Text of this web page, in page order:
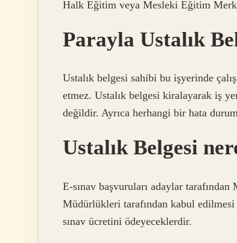
Halk Eğitim veya Mesleki Eğitim
Parayla Ustalık
Ustalık belgesi sahibi bu işyerinde
etmez. Ustalık belgesi kiralayarak iş
değildir. Ayrıca herhangi bir hata
Ustalık Belgesi
E-sınav başvuruları adaylar
Müdürlükleri tarafından kabul
sınav ücretini ödeyeceklerdir.